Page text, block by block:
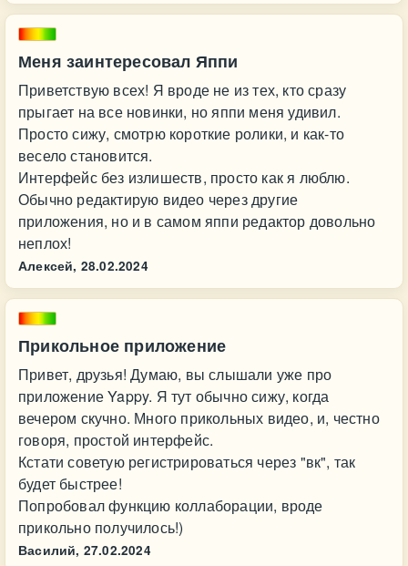
Меня заинтересовал Яппи
Приветствую всех! Я вроде не из тех, кто сразу
прыгает на все новинки, но яппи меня удивил.
Просто сижу, смотрю короткие ролики, и как-то
весело становится.
Интерфейс без излишеств, просто как я люблю.
Обычно редактирую видео через другие
приложения, но и в самом яппи редактор довольно
неплох!
Алексей, 28.02.2024
Прикольное приложение
Привет, друзья! Думаю, вы слышали уже про
приложение Yappy. Я тут обычно сижу, когда
вечером скучно. Много прикольных видео, и, честно
говоря, простой интерфейс.
Кстати советую регистрироваться через "вк", так
будет быстрее!
Попробовал функцию коллаборации, вроде
прикольно получилось!)
Василий, 27.02.2024